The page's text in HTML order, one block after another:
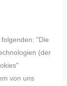
folgenden: "Die
(der
von uns